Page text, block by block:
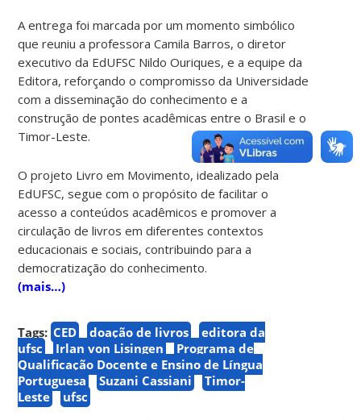
A entrega foi marcada por um momento simbólico
que reuniu a professora Camila Barros, o diretor
executivo da EdUFSC Nildo Ouriques, e a equipe da
Editora, reforçando o compromisso da Universidade
com a disseminação do conhecimento e a
construção de pontes acadêmicas entre o Brasil e o
Timor-Leste.
O projeto Livro em Movimento, idealizado pela
EdUFSC, segue com o propósito de facilitar o
acesso a conteúdos acadêmicos e promover a
circulação de livros em diferentes contextos
educacionais e sociais, contribuindo para a
democratização do conhecimento.
(mais…)
Tags: CED doação de livros
editora da
ufsc
Irlan von Lisingen
Programa de
Qualificação Docente e Ensino de Língua
Portuguesa
Suzani Cassiani
Timor-
Leste
ufsc